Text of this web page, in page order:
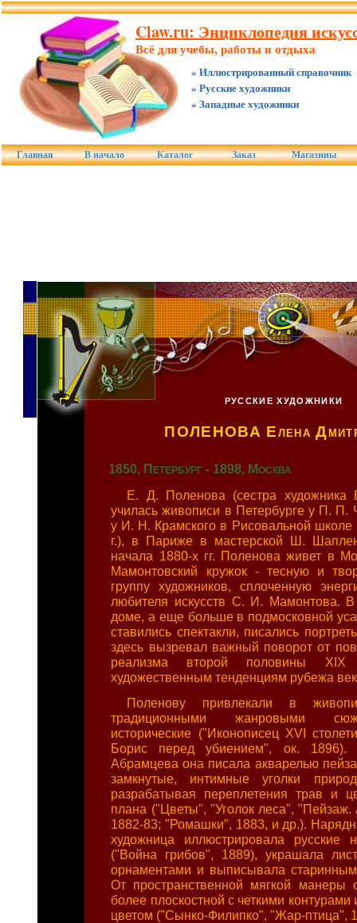
Claw.ru: Энциклопедия
Всё для учебы, работы и отдыха
» Иллюстрированный справочник
» Русские художники
» Западные художники
Главная В начало Каталог Заказ Магазины
РУССКИЕ ХУДОЖНИКИ
ПОЛЕНОВА Елена
1850, Петербург - 1898, Москва
Е. Д. Поленова (сестра
училась живописи в Петербурге у П. П.
у И. Н. Крамского в Рисовальной
г.), в Париже в мастерской Ш.
начала 1880-х гг. Поленова живет в
Мамонтовский кружок - тесную и
группу художников, сплоченную
любителя искусств С. И. Мамонтова. В
доме, а еще больше в подмосковной
ставились спектакли, писались
здесь вызревал важный поворот от
реализма второй половины
художественным тенденциям рубежа
Поленову привлекали в
традиционными жанровыми
исторические ("Иконописец XVI
Борис перед убиением", ок. 1896).
Абрамцева она писала акварелью
замкнутые, интимные уголки
разрабатывая переплетения трав и
плана ("Цветы", "Уголок леса",
1882-83; "Ромашки", 1883, и др.).
художница иллюстрировала русские
("Война грибов", 1889), украшала
орнаментами и выписывала старинным
От пространственной мягкой манеры
более плоскостной с четкими контурами
цветом ("Сынко-Филипко", "Жар-птица",